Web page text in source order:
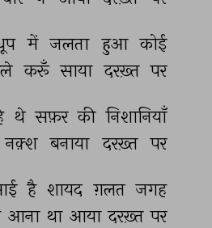
में जलता हुआ कोई
करूँ साया दरख़्त पर
थे सफ़र की निशानियाँ
नक़्श बनाया दरख़्त पर
है शायद ग़लत जगह
आना था आया दरख़्त पर